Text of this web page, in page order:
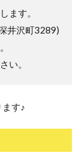
ます。
井沢町3289)
い。
す♪